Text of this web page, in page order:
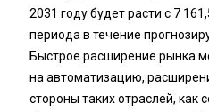
2031 году будет расти с 7
периода в течение
Быстрое расширение рынка
на автоматизацию,
стороны таких отраслей, как